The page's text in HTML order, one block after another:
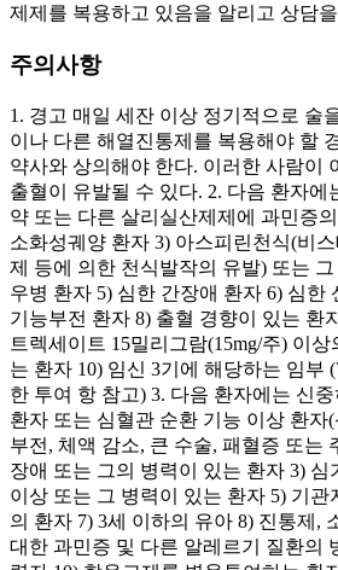
제제를 복용하고 있음을 알리고 상담
주의사항
1. 경고 매일 세잔 이상 정기적으로 술
이나 다른 해열진통제를 복용해야 할
약사와 상의해야 한다. 이러한 사람이
출혈이 유발될 수 있다. 2. 다음 환자에
약 또는 다른 살리실산제제에 과민증
소화성궤양 환자 3) 아스피린천식(비
제 등에 의한 천식발작의 유발) 또는
우병 환자 5) 심한 간장애 환자 6) 심한
기능부전 환자 8) 출혈 경향이 있는 환
트렉세이트 15밀리그람(15mg/주) 이
는 환자 10) 임신 3기에 해당하는 임부
한 투여 항 참고) 3. 다음 환자에는 신
환자 또는 심혈관 순환 기능 이상 환자
부전, 체액 감소, 큰 수술, 패혈증 또는
장애 또는 그의 병력이 있는 환자 3) 심
이상 또는 그 병력이 있는 환자 5) 기관
의 환자 7) 3세 이하의 유아 8) 진통제,
대한 과민증 및 다른 알레르기 질환의